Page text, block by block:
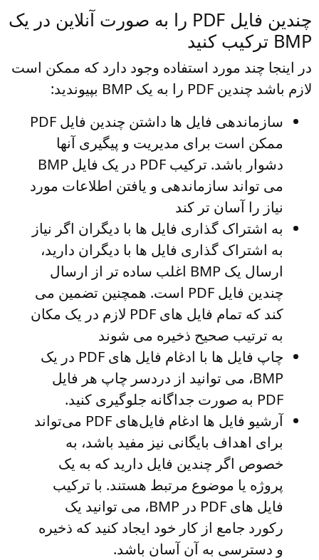
چندین فایل PDF را به صورت آنلاین در یک
BMP ترکیب کنید
در اینجا چند مورد استفاده وجود دارد که ممکن است
لازم باشد چندین PDF را به یک BMP بپیوندید:
سازماندهی فایل ها
داشتن چندین فایل PDF
ممکن است برای مدیریت و پیگیری آنها
دشوار باشد. ترکیب PDF در یک فایل BMP
می تواند سازماندهی و یافتن اطلاعات مورد
نیاز را آسان تر کند
به اشتراک گذاری فایل ها با دیگراناگر نیاز
به اشتراک گذاری فایل ها با دیگران دارید،
ارسال یک BMP اغلب ساده تر از ارسال
چندین فایل PDF است. همچنین تضمین می
کند که تمام فایل های PDF لازم در یک مکان
به ترتیب صحیح ذخیره می شوند
چاپ فایل ها
با ادغام فایل های PDF در یک
BMP، می توانید از دردسر چاپ هر فایل
PDF به صورت جداگانه جلوگیری کنید.
آرشیو فایل ها
ادغام فایل‌های PDF می‌تواند
برای اهداف بایگانی نیز مفید باشد، به
خصوص اگر چندین فایل دارید که به یک
پروژه یا موضوع مرتبط هستند. با ترکیب
فایل های PDF در BMP، می توانید یک
رکورد جامع از کار خود ایجاد کنید که ذخیره
و دسترسی به آن آسان باشد.